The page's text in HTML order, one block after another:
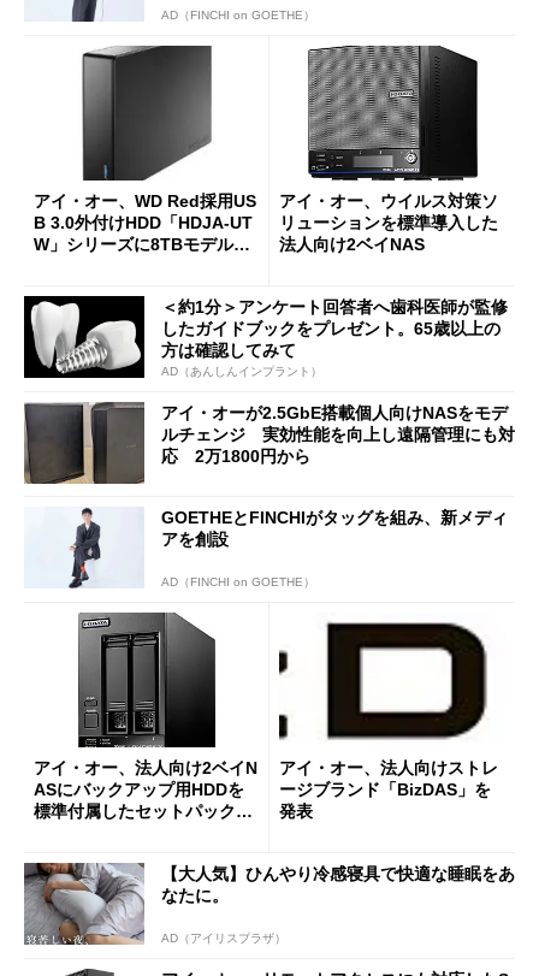
AD（FINCHI on GOETHE）
アイ・オー、WD Red採用US
B 3.0外付けHDD「HDJA-UT
W」シリーズに8TBモデルを
アイ・オー、ウイルス対策ソ
リューションを標準導入した
法人向け2ベイNAS
＜約1分＞アンケート回答者へ歯科医師が監修
したガイドブックをプレゼント。65歳以上の
方は確認してみて
AD（あんしんインプラント）
アイ・オーが2.5GbE搭載個人向けNASをモデ
ルチェンジ 実効性能を向上し遠隔管理にも対
応 2万1800円から
GOETHEとFINCHIがタッグを組み、新メディ
アを創設
AD（FINCHI on GOETHE）
アイ・オー、法人向け2ベイN
ASにバックアップ用HDDを
標準付属したセットパックを
アイ・オー、法人向けストレ
ージブランド「BizDAS」を
発表
【大人気】ひんやり冷感寝具で快適な睡眠をあ
なたに。
AD（アイリスプラザ）